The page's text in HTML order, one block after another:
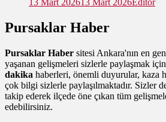
Pursaklar Haber
Pursaklar Haber sitesi Ankara'nın en
yaşanan gelişmeleri sizlerle paylaşmak
dakika haberleri, önemli duyurular, kaza
çok bilgi sizlerle paylaşılmaktadır. Sizler
takip ederek ilçede öne çıkan tüm
edebilirsiniz.